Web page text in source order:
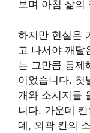
보며 아침 삶의
하지만 현실은
고 나서야 깨달
는 그만큼 통제
이었습니다. 첫
개와 소시지를
니다. 가운데
데, 외곽 칸의